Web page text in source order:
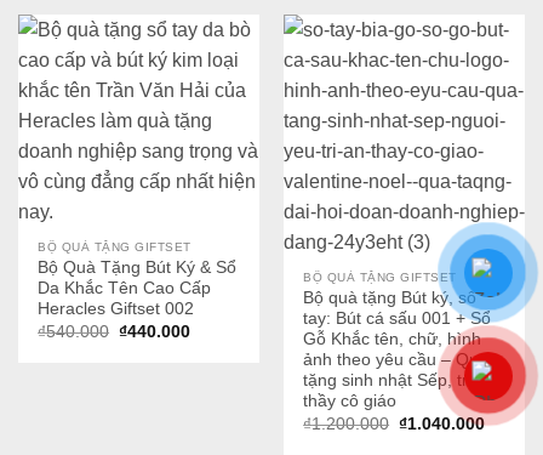
BỘ QUÀ TẶNG GIFTSET
Bộ Quà Tặng Bút Ký & Sổ
Da Khắc Tên Cao Cấp
Heracles Giftset 002
₫540.000 Giá
₫440.000Giá
BỘ QUÀ TẶNG GIFTSET
Bộ quà tặng Bút ký, sổ
tay: Bút cá sấu 001 + Sổ
Gỗ Khắc tên, chữ, hình
ảnh theo yêu cầu – Quà
tặng sinh nhật Sếp, tri ân
thầy cô giáo
₫1.200.000 Giá
₫1.040.000Giá